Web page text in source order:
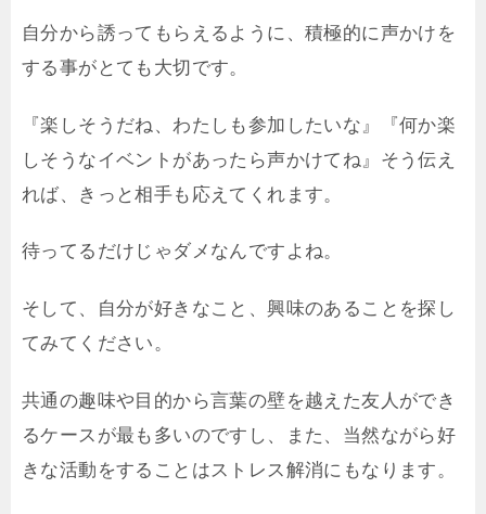
自分から誘ってもらえるように、積極的に声かけを
する事がとても大切です。
『楽しそうだね、わたしも参加したいな』『何か楽
しそうなイベントがあったら声かけてね』そう伝え
れば、きっと相手も応えてくれます。
待ってるだけじゃダメなんですよね。
そして、自分が好きなこと、興味のあることを探し
てみてください。
共通の趣味や目的から言葉の壁を越えた友人ができ
るケースが最も多いのですし、また、当然ながら好
きな活動をすることはストレス解消にもなります。